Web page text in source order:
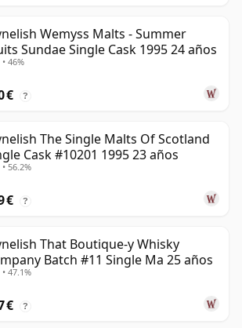
Wemyss Malts - Summer
Sundae Single Cask 1995 24 años
46%
€ ?
The Single Malts Of Scotland
Cask #10201 1995 23 años
56.2%
€ ?
That Boutique-y Whisky
Batch #11 Single Ma 25 años
47.1%
€ ?